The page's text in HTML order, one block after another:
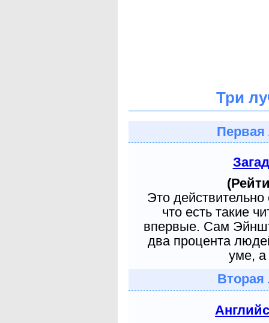
Три
Первая
Это
что есть такие
впервые. Сам
два процента
уме, а
Вторая